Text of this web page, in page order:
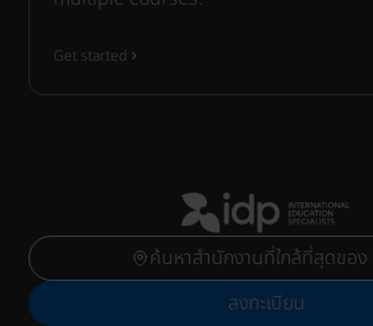
Get started
ค้นหาสำนักงานที่ใกล้ที่สุดของ
ลงทะเบียน